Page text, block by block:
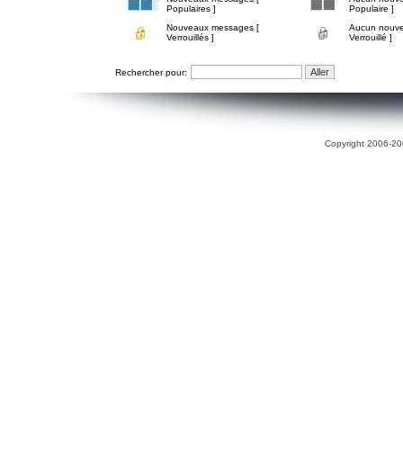
Populaires ]
Populaire ]
Nouveaux messages [
Verrouillés ]
Aucun
Verrouillé ]
Rechercher pour:
Copyright 2006-